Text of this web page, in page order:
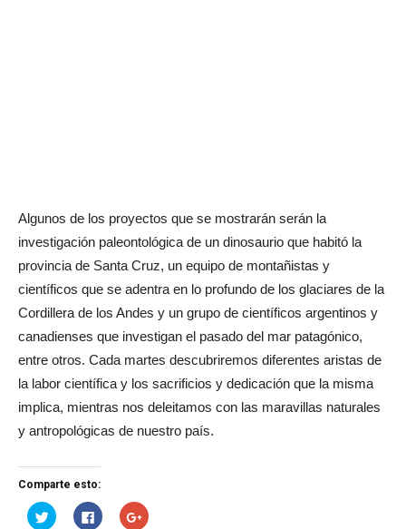
Algunos de los proyectos que se mostrarán serán la
investigación paleontológica de un dinosaurio que habitó la
provincia de Santa Cruz, un equipo de montañistas y
científicos que se adentra en lo profundo de los glaciares de la
Cordillera de los Andes y un grupo de científicos argentinos y
canadienses que investigan el pasado del mar patagónico,
entre otros. Cada martes descubriremos diferentes aristas de
la labor científica y los sacrificios y dedicación que la misma
implica, mientras nos deleitamos con las maravillas naturales
y antropológicas de nuestro país.
Comparte esto:
Haz
clic
Haz
clic
Haz
clic